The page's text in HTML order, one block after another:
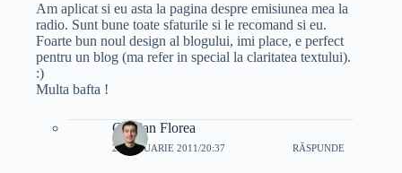
Am aplicat si eu asta la pagina despre emisiunea mea la
radio. Sunt bune toate sfaturile si le recomand si eu.
Foarte bun noul design al blogului, imi place, e perfect
pentru un blog (ma refer in special la claritatea textului).
:)
Multa bafta !
Cristian Florea
26 IANUARIE 2011/20:37 RĂSPUNDE